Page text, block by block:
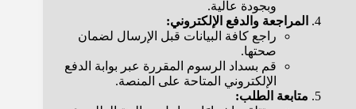
وبجودة عالية.
المراجعة والدفع الإلكتروني:
راجع كافة البيانات قبل الإرسال لضمان
صحتها.
قم بسداد الرسوم المقررة عبر بوابة الدفع
الإلكتروني المتاحة على المنصة.
متابعة الطلب: